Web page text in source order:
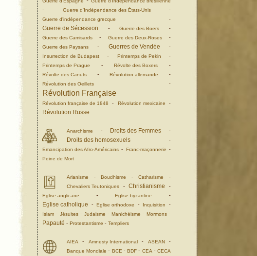
- Guerre d'Indépendance des États-Unis-
Guerre d'indépendance grecque -
Guerre de Sécession -Guerre des Boers -
Guerre des Camisards - Guerre des Deux-Roses -
Guerre des Paysans - Guerres de Vendée -
Insurrection de Budapest - Printemps de Pekin -
Printemps de Prague -Révolte des Boxers -
Révolte des Canuts -Révolution allemande -
Révolution des Oeillets -
Révolution Française -
Révolution française de 1848 - Révolution mexicaine -
Révolution Russe
Anarchisme - Droits des Femmes -
Droits des homosexuels -
Emancipation des Afro-Américains - Franc-maçonnerie -
Peine de Mort
Arianisme -Boudhisme -Catharisme -
Chevaliers Teutoniques -Christianisme -
Eglise anglicane -Eglise byzantine -
Eglise catholique -Eglise orthodoxe - Inquisition -
Islam - Jésuites - Judaisme - Manichéisme - Mormons -
Papauté - Protestantisme - Templiers
AIEA - Amnesty International- ASEAN-
Banque Mondiale - BCE - BDF - CEA - CECA